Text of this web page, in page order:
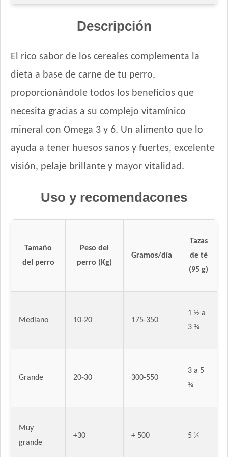
Fawna Perro Adulto Light
Fawna Perro Adulto Mordida Mediana y Grande
Ganacan Perro Adulto Mix Carne, Hígado y Pollo
Gaucho Perro Adulto
Gooster Perro Adulto
Gran Campeón Maintenance Perro Adulto Mordida Grande
Cereales
Gran Pastor Perro Criadores
Handler Perro Adulto Mediano y Grande
High Pro Perro Adulto Cordero
Iron Pet Premium Perro Adulto Mediano y Grande
Jager Perro Adulto
Keiko Max Perro Adulto Mediano y Grande
Kongo Gold Perro Adulto Medianos y Grandes
Mapu Perro Adulto Mediano y Grande
Master Crock Perro Adulto Raza Mediana y Grande
Descripción
El rico sabor de los cereales complementa la
dieta a base de carne de tu perro,
proporcionándole todos los beneficios que
necesita gracias a su complejo vitamínico
mineral con Omega 3 y 6. Un alimento que lo
ayuda a tener huesos sanos y fuertes, excelente
visión, pelaje brillante y mayor vitalidad.
Uso y recomendacones
Tamaño
del perro
Peso del
perro (Kg)
Gramos/día
Tazas
de té
(95 g)
Mediano 10-20 175-350
1 ½ a
3 ¾
Grande 20-30 300-550
3 a 5
¾
Muy
grande
+30 + 500 5 ¼